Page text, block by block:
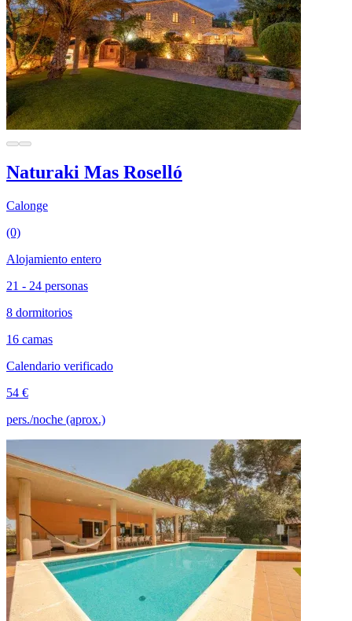
Naturaki Mas Roselló
Calonge
(0)
Alojamiento entero
21 - 24 personas
8 dormitorios
16 camas
Calendario verificado
54 €
pers./noche (aprox.)